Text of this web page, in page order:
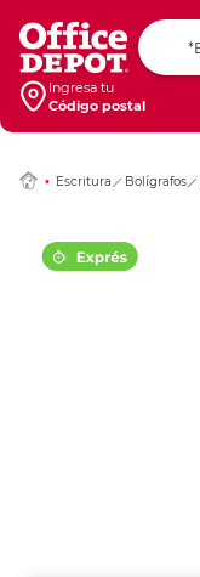
Ingresa tu
Código postal
Escritura Bolígrafos